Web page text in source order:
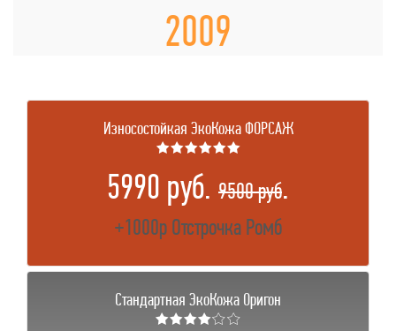
2009
Износостойкая ЭкоКожа ФОРСАЖ
★★★★★★
5990 руб. 9500 руб.
+1000р Отстрочка Ромб
Стандартная ЭкоКожа Оригон
★★★★☆☆